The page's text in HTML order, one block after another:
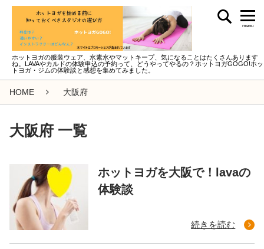
ホットヨガの服装ウェア、水素水やマットキープ、気になることはたくさんあります
ね。LAVAやカルドの体験申込の予約って、どうやってやるの？ホットヨガGOGO!ホッ
トヨガ・ジムの体験談と感想を集めてみました。
menu
HOME 大阪府
大阪府 一覧
ホットヨガを大阪で！lavaの
体験談
続きを読む